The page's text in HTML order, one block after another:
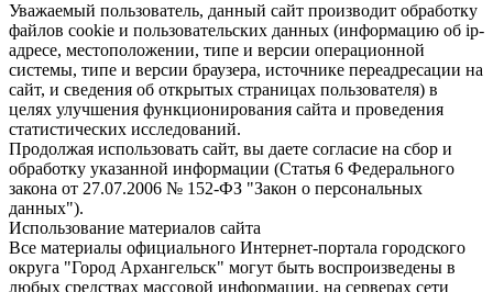
Уважаемый пользователь, данный сайт производит обработку
файлов cookie и пользовательских данных (информацию об ip-
адресе, местоположении, типе и версии операционной
системы, типе и версии браузера, источнике переадресации на
сайт, и сведения об открытых страницах пользователя) в
целях улучшения функционирования сайта и проведения
статистических исследований.
Продолжая использовать сайт, вы даете согласие на сбор и
обработку указанной информации (Статья 6 Федерального
закона от 27.07.2006 № 152-ФЗ "Закон о персональных
данных").
Использование материалов сайта
Все материалы официального Интернет-портала городского
округа "Город Архангельск" могут быть воспроизведены в
любых средствах массовой информации, на серверах сети